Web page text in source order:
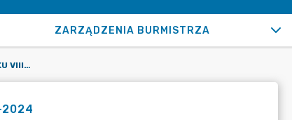
ZARZĄDZENIA BURMISTRZA
SKŁAD RADY MIEJSKIEJ W PUŁTUSKU VIII KADENCJI W LATACH 2018-2024